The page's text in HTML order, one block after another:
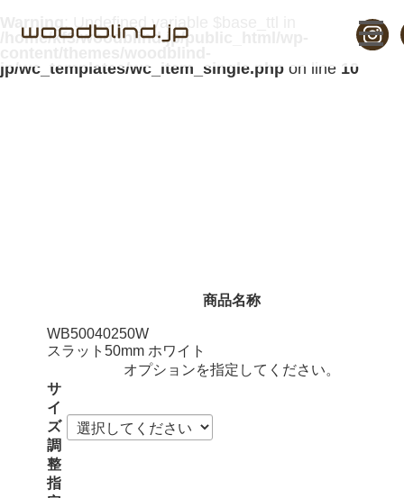
Warning: Undefined variable $base_ttl in
/home/kf3/woodblind.jp/public_html/wp-
jp/wc_templates/wc_item_single.php on line 10
商品名称
WB50040250W
スラット50mm ホワイト
オプションを指定してください。
サ
イ
ズ
調
整
指